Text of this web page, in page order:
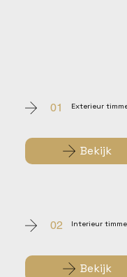
01 Exterieur
Bekijk
02 Interieur
Bekijk